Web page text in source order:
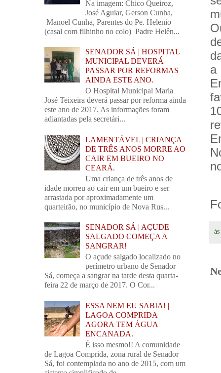
a
às
Na imagem: Chico Queiroz,
José Aguiar, Gerson Cunha,
Manoel Cunha, Parentes do Pe. Helenio
(casal com filhinho no colo) Padre Helên...
SENADOR SÁ | HOSPITAL
MUNICIPAL DEVERÁ
PASSAR POR REFORMAS
AINDA ESTE ANO.
O Hospital Municipal Maria
José Teixeira deverá passar por reforma ainda
este ano de 2017. As informações foram
adiantadas pela secretári...
LAMENTÁVEL | CRIANÇA
DE TRÊS ANOS MORRE AO
CAIR EM BUEIRO NO
CEARÁ.
Uma criança de três anos de
idade morreu ao cair em um bueiro e ser
arrastada por aproximadamente um
quarteirão, no município de Nova Rus...
SENADOR SÁ | AÇUDE
SALGADO COMEÇA A
SANGRAR!
O açude salgado localizado no
perímetro urbano de Senador
Sá, começa a sangrar na tarde desta quarta-
feira 22 de março de 2017. O Cor...
ESSA NEM EU SABIA! |
LAGOA COMPRIDA
AGORA TEM ÁGUA
ENCANADA.
É isso mesmo!! A comunidade
de Lagoa Comprida, zona rural de Senador
Sá, foi contemplada no ano de 2015, com um